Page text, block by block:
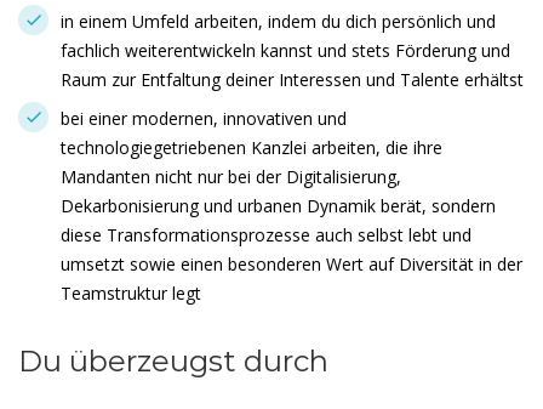
in einem Umfeld arbeiten, indem du dich persönlich und
fachlich weiterentwickeln kannst und stets Förderung und
Raum zur Entfaltung deiner Interessen und Talente erhältst
bei einer modernen, innovativen und
technologiegetriebenen Kanzlei arbeiten, die ihre
Mandanten nicht nur bei der Digitalisierung,
Dekarbonisierung und urbanen Dynamik berät, sondern
diese Transformationsprozesse auch selbst lebt und
umsetzt sowie einen besonderen Wert auf Diversität in der
Teamstruktur legt
Du überzeugst durch